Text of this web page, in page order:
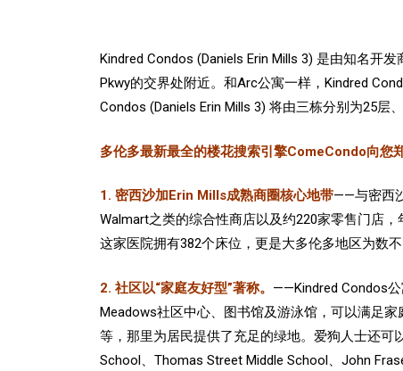
Kindred Condos (Daniels Erin Mills 3) 是由知名开
Pkwy的交界处附近。和Arc公寓一样， Kindred
Condos (Daniels Erin Mills 3) 将由三栋分别为25层
多伦多最新最全的楼花搜索引擎ComeCondo向您
1. 密西沙加Erin Mills成熟商圈核心地带——与密西
Walmart之类的综合性商店以及约220家零售门店
这家医院拥有382个床位，更是大多伦多地区为数
2. 社区以“家庭友好型”著称。 ——Kindred Condos
Meadows社区中心、图书馆及游泳馆，可以满足
等，那里为居民提供了充足的绿地。爱狗人士还可
School、Thomas Street Middle School、John